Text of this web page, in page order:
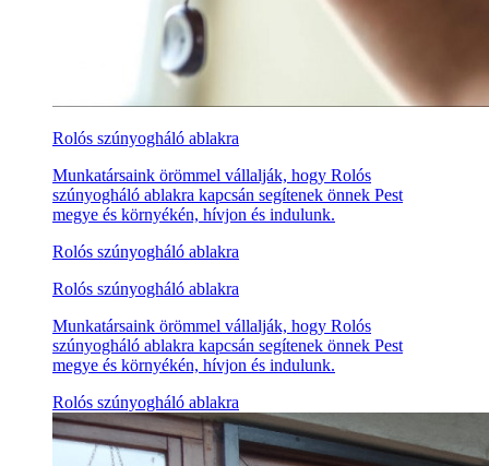
Rolós szúnyogháló ablakra
Munkatársaink örömmel vállalják, hogy Rolós
szúnyogháló ablakra kapcsán segítenek önnek Pest
megye és környékén, hívjon és indulunk.
Rolós szúnyogháló ablakra
Rolós szúnyogháló ablakra
Munkatársaink örömmel vállalják, hogy Rolós
szúnyogháló ablakra kapcsán segítenek önnek Pest
megye és környékén, hívjon és indulunk.
Rolós szúnyogháló ablakra